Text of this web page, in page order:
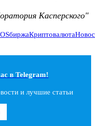
Касперского"
биржаКриптовалюта
в Telegram!
и лучшие статьи